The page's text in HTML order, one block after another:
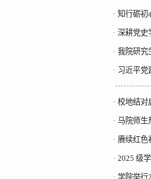
· 知行砺初
· 深耕党史
· 我院研究
· 习近平党
· 校地结对
· 马院师生
· 赓续红
· 2025 级
· 学院举行